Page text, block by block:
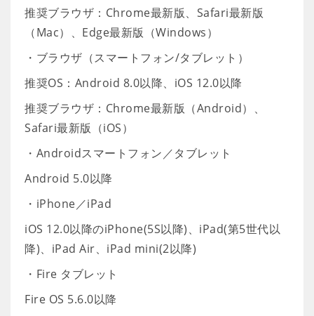
推奨ブラウザ：Chrome最新版、Safari最新版
（Mac）、Edge最新版（Windows）
・ブラウザ（スマートフォン/タブレット）
推奨OS：Android 8.0以降、iOS 12.0以降
推奨ブラウザ：Chrome最新版（Android）、
Safari最新版（iOS）
・Androidスマートフォン／タブレット
Android 5.0以降
・iPhone／iPad
iOS 12.0以降のiPhone(5S以降)、iPad(第5世代以
降)、iPad Air、iPad mini(2以降)
・Fire タブレット
Fire OS 5.6.0以降